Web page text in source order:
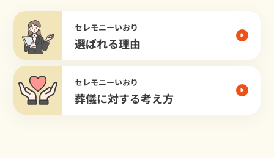
セレモニーいおり
選ばれる理由
セレモニーいおり
葬儀に対する考え方